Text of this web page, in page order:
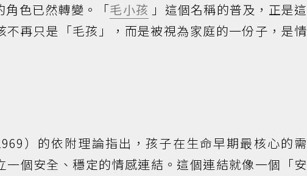
角色已然轉變。「毛小孩 」這個名稱的普及，正是這
再只是「毛孩」，而是被視為家庭的一份子，是情
）的依附理論指出，孩子在生命早期最核心的需
個安全、穩定的情感連結。這個連結就像一個「安